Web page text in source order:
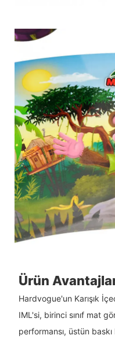
Ürün
Hardvogue'un Karışık
IML'si, birinci sınıf mat
performansı, üstün